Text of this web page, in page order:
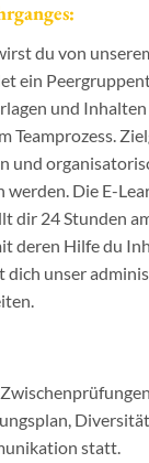
du von
ein
und
Teamprozess.
und
Die E-
24 Stunden
deren Hilfe du
unser
statt.